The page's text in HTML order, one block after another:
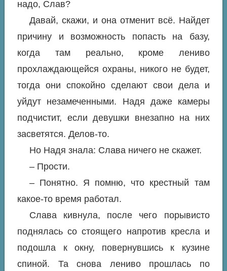
надо, Слав?
Давай, скажи, и она отменит всё. Найдет
причину и возможность попасть на базу,
когда там реально, кроме лениво
прохлаждающейся охраны, никого не будет,
тогда они спокойно сделают свои дела и
уйдут незамеченными. Надя даже камеры
подчистит, если девушки внезапно на них
засветятся. Делов-то.
Но Надя знала: Слава ничего не скажет.
– Прости.
– Понятно. Я помню, что крестный там
какое-то время работал.
Слава кивнула, после чего порывисто
поднялась со стоящего напротив кресла и
подошла к окну, повернувшись к кузине
спиной. Та снова лениво прошлась по